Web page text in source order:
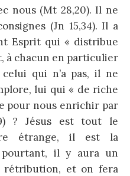
nous (Mt 28,20). Il ne
(Jn 15,34). Il a
Esprit qui « distribue
à chacun en particulier
celui qui n’a pas, il ne
lui qui « de riche
pour nous enrichir par
? Jésus est tout le
étrange, il est la
il y aura un
rétribution, et on fera